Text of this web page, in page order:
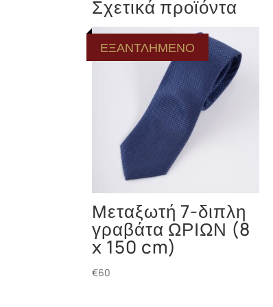
Σχετικά προϊόντα
ΕΞΑΝΤΛΗΜΕΝΟ
Μεταξωτή 7-διπλη
γραβάτα ΩΡΙΩΝ (8
x 150 cm)
€60